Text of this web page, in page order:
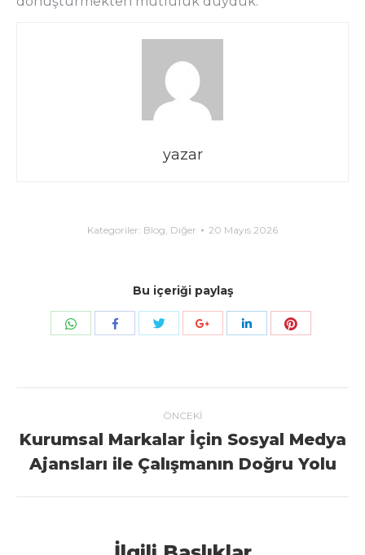
yazar
Kategoriler: Blog, Diğer 20 Mayıs 2026
Bu içeriği paylaş
Share with WhatsApp
Share with FacebookShare with TwitterShare with Google+
Share with LinkedIn
Share with
Post navigation
ÖNCEKI
Previous post:
Kurumsal Markalar İçin Sosyal Medya
Ajansları ile Çalışmanın Doğru Yolu